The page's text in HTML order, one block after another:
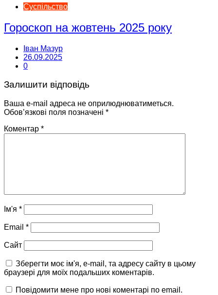
Суспільство
Гороскоп на жовтень 2025 року
Іван Мазур
26.09.2025
0
Залишити відповідь
Ваша e-mail адреса не оприлюднюватиметься.
Обов’язкові поля позначені *
Коментар *
Ім'я *
Email *
Сайт
Зберегти моє ім'я, e-mail, та адресу сайту в цьому
браузері для моїх подальших коментарів.
Повідомити мене про нові коментарі по email.